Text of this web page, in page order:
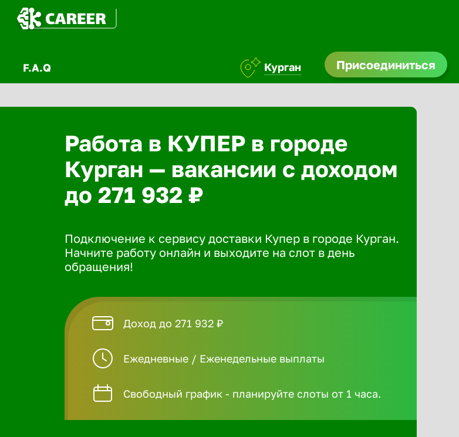
F.A.Q Курган Присоединиться
Работа в КУПЕР в городе
Курган — вакансии с доходом
до 271 932 ₽
Подключение к сервису доставки Купер в городе Курган.
Начните работу онлайн и выходите на слот в день
обращения!
Доход до 271 932 ₽
Ежедневные / Еженедельные выплаты
Свободный график - планируйте слоты от 1 часа.